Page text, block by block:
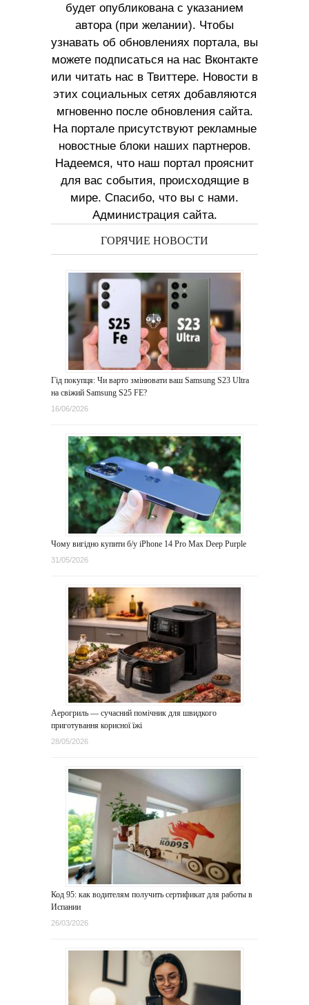
будет опубликована с указанием
автора (при желании). Чтобы
узнавать об обновлениях портала, вы
можете подписаться на нас Вконтакте
или читать нас в Твиттере. Новости в
этих социальных сетях добавляются
мгновенно после обновления сайта.
На портале присутствуют рекламные
новостные блоки наших партнеров.
Надеемся, что наш портал прояснит
для вас события, происходящие в
мире. Спасибо, что вы с нами.
Администрация сайта.
ГОРЯЧИЕ НОВОСТИ
Гід покупця: Чи варто змінювати ваш Samsung S23 Ultra
на свіжий Samsung S25 FE?
16/06/2026
Чому вигідно купити б/у iPhone 14 Pro Max Deep Purple
31/05/2026
Аерогриль — сучасний помічник для швидкого
приготування корисної їжі
28/05/2026
Код 95: как водителям получить сертификат для работы в
Испании
26/03/2026